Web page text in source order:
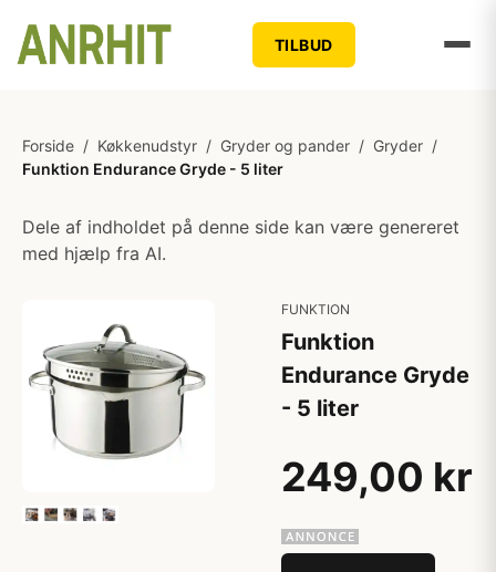
TILBUD
Forside / Køkkenudstyr / Gryder og pander / Gryder /
Funktion Endurance Gryde - 5 liter
Dele af indholdet på denne side kan være genereret
med hjælp fra AI.
FUNKTION
Funktion
Endurance Gryde
- 5 liter
249,00 kr